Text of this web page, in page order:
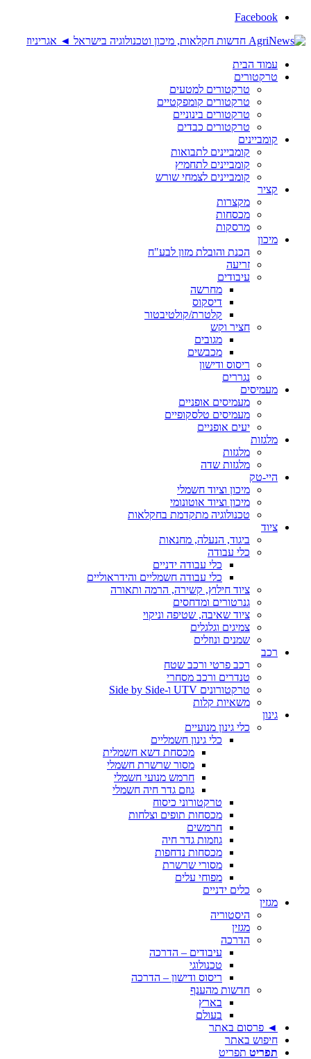
Facebook
עמוד הבית
טרקטורים
טרקטורים למטעים
טרקטורים קומפקטיים
טרקטורים בינוניים
טרקטורים כבדים
קומביינים
קומביינים לתבואות
קומביינים לתחמיץ
קומביינים לצמחי שורש
קציר
מקצרות
מכסחות
מרסקות
מיכון
הכנת והובלת מזון לבע"ח
זריעה
עיבודים
מחרשה
דיסקוס
קלטרת/קולטיבטור
חציר וקש
מגובים
מכבשים
ריסוס ודישון
נגררים
מעמיסים
מעמיסים אופניים
מעמיסים טלסקופיים
יעים אופניים
מלגזות
מלגזות
מלגזות שדה
היי-טק
מיכון וציוד חשמלי
מיכון וציוד אוטונומי
טכנולוגיה מתקדמת בחקלאות
ציוד
ביגוד, הנעלה, מחנאות
כלי עבודה
כלי עבודה ידניים
כלי עבודה חשמליים והידראוליים
ציוד חילוץ, קשירה, הרמה ותאורה
גנרטורים ומדחסים
ציוד שאיבה, שטיפה וניקוי
צמיגים וגלגלים
שמנים ונוזלים
רכב
רכב פרטי ורכב שטח
טנדרים ורכב מסחרי
טרקטורונים UTV ו-Side by Side
משאיות קלות
גינון
כלי גינון מנועיים
כלי גינון חשמליים
מכסחת דשא חשמלית
מסור שרשרת חשמלי
חרמש מנועי חשמלי
גוזם גדר חיה חשמלי
טרקטורוני כיסוח
מכסחות תופים וצלחות
חרמשים
גוזמות גדר חיה
מכסחות נדחפות
מסורי שרשרת
מפוחי עלים
כלים ידניים
מגזין
היסטוריה
מגזין
הדרכה
עיבודים – הדרכה
טכנולוגי
ריסוס ודישון – הדרכה
חדשות מהענף
בארץ
בעולם
◄ פרסום באתר
חיפוש באתר
תפריט תפריט